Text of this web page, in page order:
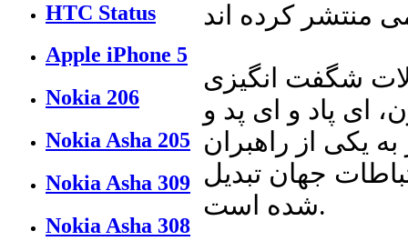
HTC Status
Apple iPhone 5
Nokia 206
Nokia Asha 205
Nokia Asha 309
Nokia Asha 308
شگفت انگیزی
ای پاد و ای پد و
یکی از راهبران
جهان تبدیل
شده است.